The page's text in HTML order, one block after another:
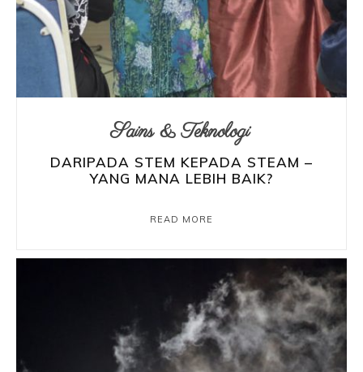
Sains & Teknologi
DARIPADA STEM KEPADA STEAM –
YANG MANA LEBIH BAIK?
READ MORE